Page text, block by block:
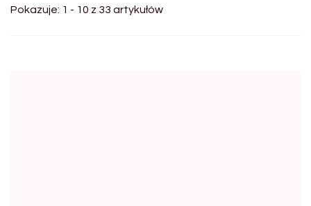
Pokazuje: 1 - 10 z 33 artykułów